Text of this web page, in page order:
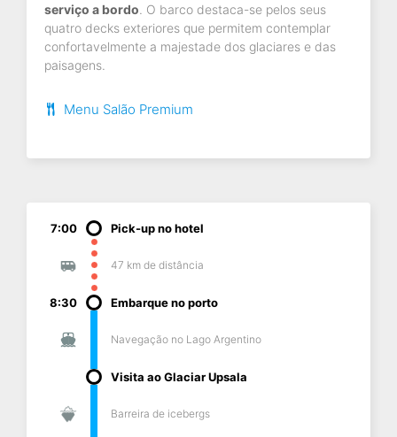
serviço a bordo . O barco destaca-se pelos seus
quatro decks exteriores que permitem contemplar
confortavelmente a majestade dos glaciares e das
paisagens.
Menu Salão Premium
7:00 Pick-up no hotel
47 km de distância
8:30 Embarque no porto
Navegação no Lago Argentino
Visita ao Glaciar Upsala
Barreira de icebergs